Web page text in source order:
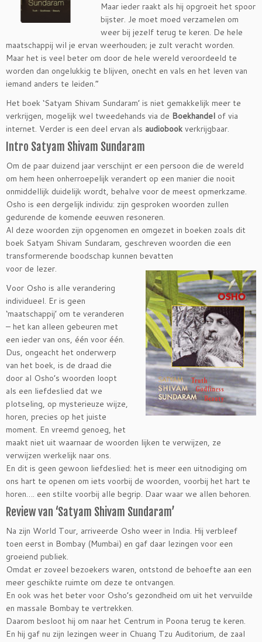
Maar ieder raakt als hij opgroeit het spoor
bijster. Je moet moed verzamelen om
weer bij jezelf terug te keren. De hele
maatschappij wil je ervan weerhouden; je zult veracht worden.
Maar het is veel beter om door de hele wereld veroordeeld te
worden dan ongelukkig te blijven, onecht en vals en het leven van
iemand anders te leiden.”
Het boek ‘Satyam Shivam Sundaram’ is niet gemakkelijk meer te
verkrijgen, mogelijk wel tweedehands via de Boekhandel of via
internet. Verder is een deel ervan als audiobook verkrijgbaar.
Intro Satyam Shivam Sundaram
Om de paar duizend jaar verschijnt er een persoon die de wereld
om hem heen onherroepelijk verandert op een manier die nooit
onmiddellijk duidelijk wordt, behalve voor de meest opmerkzame.
Osho is een dergelijk individu: zijn gesproken woorden zullen
gedurende de komende eeuwen resoneren.
Al deze woorden zijn opgenomen en omgezet in boeken zoals dit
boek Satyam Shivam Sundaram, geschreven woorden die een
transformerende boodschap kunnen bevatten
voor de lezer.
Voor Osho is alle verandering
individueel. Er is geen
‘maatschappij’ om te veranderen
– het kan alleen gebeuren met
een ieder van ons, één voor één.
Dus, ongeacht het onderwerp
van het boek, is de draad die
door al Osho’s woorden loopt
als een liefdeslied dat we
plotseling, op mysterieuze wijze,
horen, precies op het juiste
moment. En vreemd genoeg, het
maakt niet uit waarnaar de woorden lijken te verwijzen, ze
verwijzen werkelijk naar ons.
En dit is geen gewoon liefdeslied: het is meer een uitnodiging om
ons hart te openen om iets voorbij de woorden, voorbij het hart te
horen…. een stilte voorbij alle begrip. Daar waar we allen behoren.
Review van ‘Satyam Shivam Sundaram’
Na zijn World Tour, arriveerde Osho weer in India. Hij verbleef
toen eerst in Bombay (Mumbai) en gaf daar lezingen voor een
groeiend publiek.
Omdat er zoveel bezoekers waren, ontstond de behoefte aan een
meer geschikte ruimte om deze te ontvangen.
En ook was het beter voor Osho’s gezondheid om uit het vervuilde
en massale Bombay te vertrekken.
Daarom besloot hij om naar het Centrum in Poona terug te keren.
En hij gaf nu zijn lezingen weer in Chuang Tzu Auditorium, de zaal